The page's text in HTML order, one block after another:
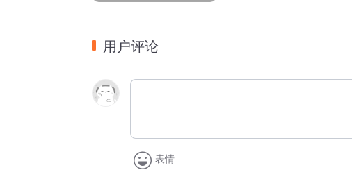
用户评论
表情